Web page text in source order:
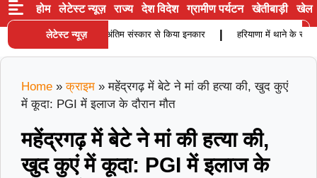
होम लेटेस्ट न्यूज़ राज्य देश विदेश ग्रामीण पर्यटन खेतीबाड़ी खेल
लेटेस्ट न्यूज़
कारोबारी की मौत, बेटियों ने अंतिम संस्कार से किया इनकार | हरियाणा में थाने के सामने
Home » क्राइम »महेंद्रगढ़ में बेटे ने मां की हत्या की, खुद कुएं
में कूदा: PGI में इलाज के दौरान मौत
महेंद्रगढ़ में बेटे ने मां की हत्या की,
खुद कुएं में कूदा: PGI में इलाज के